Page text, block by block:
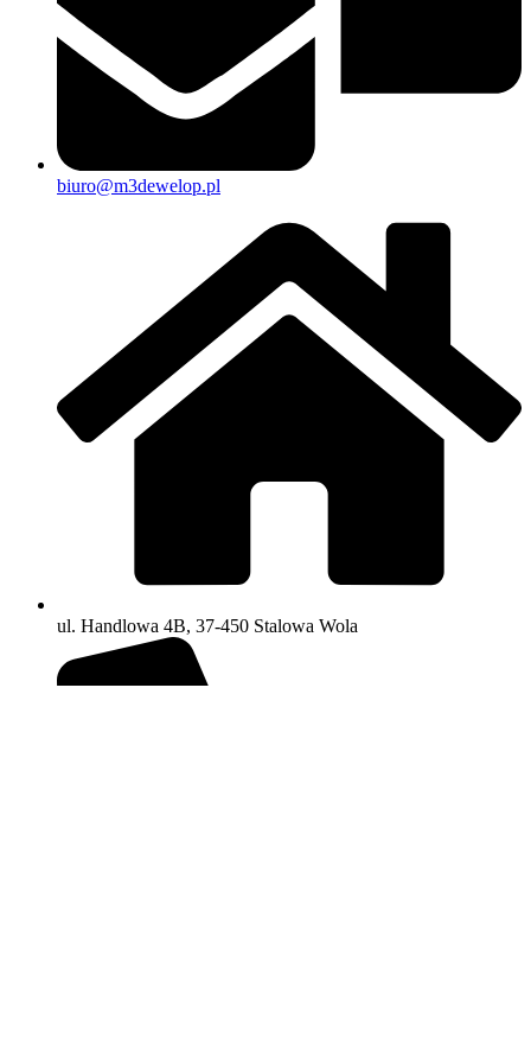
biuro@m3dewelop.pl
ul. Handlowa 4B, 37-450 Stalowa Wola